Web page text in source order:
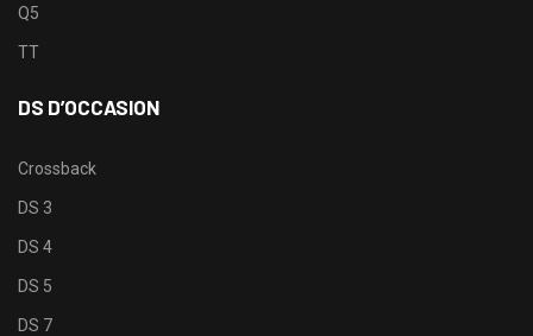
Q5
TT
DS D’OCCASION
Crossback
DS 3
DS 4
DS 5
DS 7